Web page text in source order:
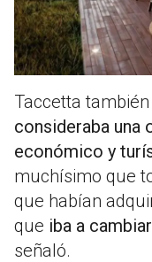
Taccetta también
consideraba una
económico y
muchísimo que
que habían
que iba a
señaló.